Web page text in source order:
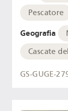
Pescatore
Geografia
Cascate
GS-GUGE-